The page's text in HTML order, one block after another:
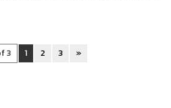
3 1 2 3 »